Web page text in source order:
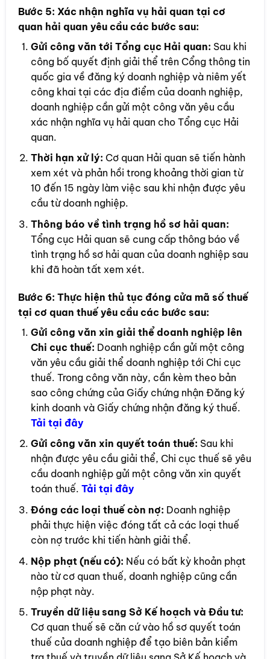
Bước 5: Xác nhận nghĩa vụ hải quan tại cơ
quan hải quan yêu cầu các bước sau:
Gửi công văn tới Tổng cục Hải quan: Sau khi
công bố quyết định giải thể trên Cổng thông tin
quốc gia về đăng ký doanh nghiệp và niêm yết
công khai tại các địa điểm của doanh nghiệp,
doanh nghiệp cần gửi một công văn yêu cầu
xác nhận nghĩa vụ hải quan cho Tổng cục Hải
quan.
Thời hạn xử lý: Cơ quan Hải quan sẽ tiến hành
xem xét và phản hồi trong khoảng thời gian từ
10 đến 15 ngày làm việc sau khi nhận được yêu
cầu từ doanh nghiệp.
Thông báo về tình trạng hồ sơ hải quan:
Tổng cục Hải quan sẽ cung cấp thông báo về
tình trạng hồ sơ hải quan của doanh nghiệp sau
khi đã hoàn tất xem xét.
Bước 6: Thực hiện thủ tục đóng cửa mã số thuế
tại cơ quan thuế yêu cầu các bước sau:
Gửi công văn xin giải thể doanh nghiệp lên
Chi cục thuế: Doanh nghiệp cần gửi một công
văn yêu cầu giải thể doanh nghiệp tới Chi cục
thuế. Trong công văn này, cần kèm theo bản
sao công chứng của Giấy chứng nhận Đăng ký
kinh doanh và Giấy chứng nhận đăng ký thuế.
Tải tại đây
Gửi công văn xin quyết toán thuế: Sau khi
nhận được yêu cầu giải thể, Chi cục thuế sẽ yêu
cầu doanh nghiệp gửi một công văn xin quyết
toán thuế. Tải tại đây
Đóng các loại thuế còn nợ: Doanh nghiệp
phải thực hiện việc đóng tất cả các loại thuế
còn nợ trước khi tiến hành giải thể.
Nộp phạt (nếu có): Nếu có bất kỳ khoản phạt
nào từ cơ quan thuế, doanh nghiệp cũng cần
nộp phạt này.
Truyền dữ liệu sang Sở Kế hoạch và Đầu tư:
Cơ quan thuế sẽ căn cứ vào hồ sơ quyết toán
thuế của doanh nghiệp để tạo biên bản kiểm